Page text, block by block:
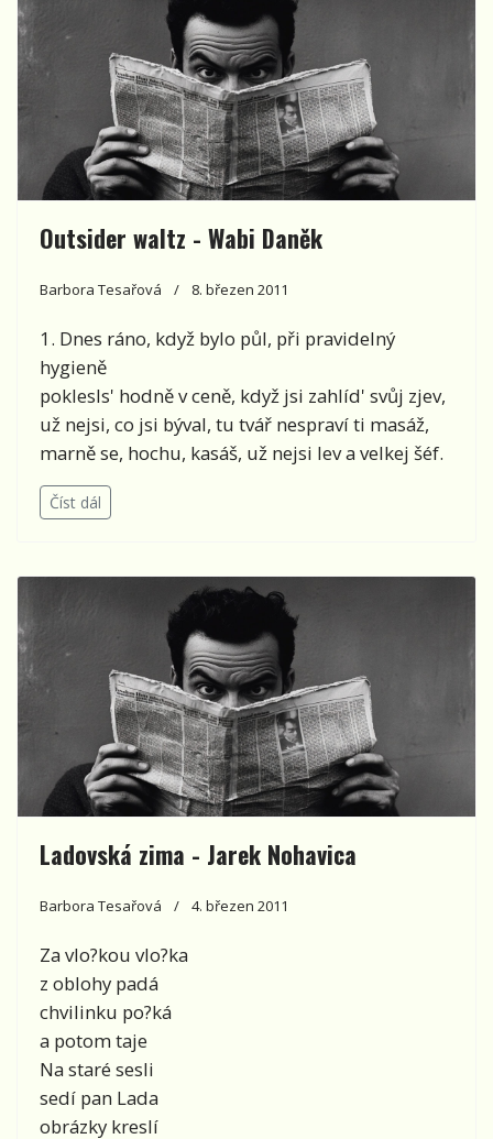
Outsider waltz - Wabi Daněk
Barbora Tesařová 8. březen 2011
1. Dnes ráno, když bylo půl, při pravidelný
hygieně
poklesls' hodně v ceně, když jsi zahlíd' svůj zjev,
už nejsi, co jsi býval, tu tvář nespraví ti masáž,
marně se, hochu, kasáš, už nejsi lev a velkej šéf.
Číst dál
Ladovská zima - Jarek Nohavica
Barbora Tesařová 4. březen 2011
Za vlo?kou vlo?ka
z oblohy padá
chvilinku po?ká
a potom taje
Na staré sesli
sedí pan Lada
obrázky kreslí